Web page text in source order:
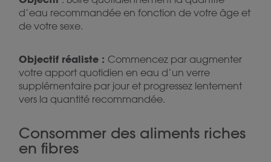
d’eau recommandée en fonction de votre âge et
de votre sexe.
Objectif réaliste : Commencez par augmenter
votre apport quotidien en eau d’un verre
supplémentaire par jour et progressez lentement
vers la quantité recommandée.
Consommer des aliments riches
en fibres